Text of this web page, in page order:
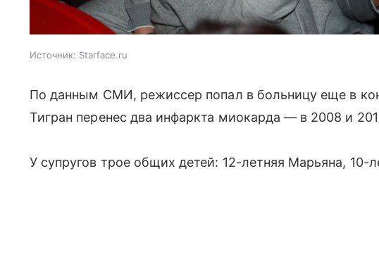
Источник: Starface.ru
По данным СМИ, режиссер попал в больницу еще в
Тигран перенес два инфаркта миокарда — в 2008 и
У супругов трое общих детей: 12-летняя Марьяна, 10-